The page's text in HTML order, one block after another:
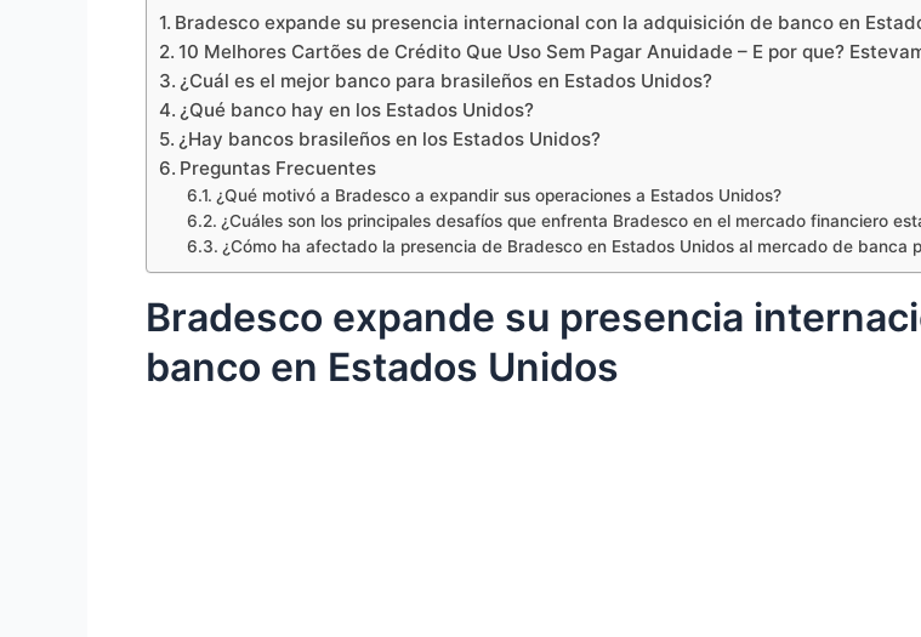
Bradesco expande su presencia internacional con la adquisición de banco en
10 Melhores Cartões de Crédito Que Uso Sem Pagar Anuidade – E por que?
¿Cuál es el mejor banco para brasileños en Estados Unidos?
¿Qué banco hay en los Estados Unidos?
¿Hay bancos brasileños en los Estados Unidos?
Preguntas Frecuentes
¿Qué motivó a Bradesco a expandir sus operaciones a Estados Unidos?
¿Cuáles son los principales desafíos que enfrenta Bradesco en el mercado financiero
¿Cómo ha afectado la presencia de Bradesco en Estados Unidos al mercado de banca
Bradesco expande su presencia
banco en Estados Unidos